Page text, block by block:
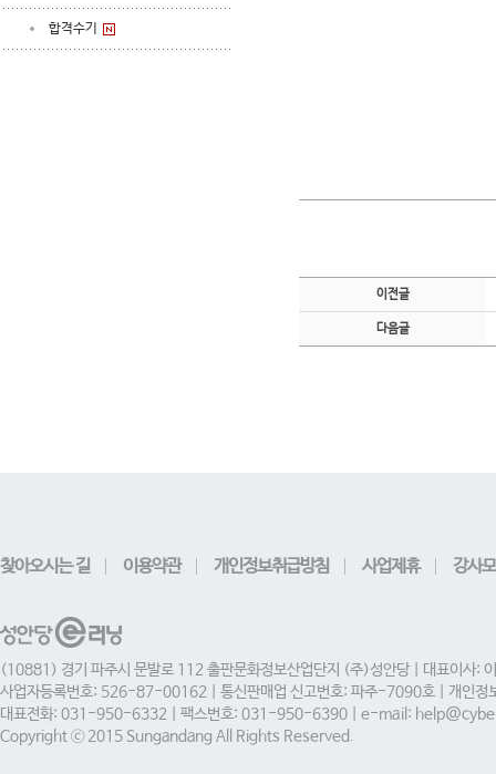
합격수기
이전글
다음글
찾아오시는 길 이용약관 개인정보취급방침 사업제휴 강사
(10881) 경기 파주시 문발로 112 출판문화정보산업단지 (주)성안당 | 대표이사:
사업자등록번호: 526-87-00162 | 통신판매업 신고번호: 파주-7090호 | 개인정
대표전화: 031-950-6332 | 팩스번호: 031-950-6390 | e-mail:
Copyright ⓒ 2015 Sungandang All Rights Reserved.